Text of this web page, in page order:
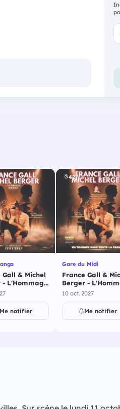
Gall & Michel
- L'Hommage
Zanga - 3
Me notifier
427j
Gare du Midi
France Gall &
Berger -
- Gare du Midi -
10 oct. 2027
Me notifier